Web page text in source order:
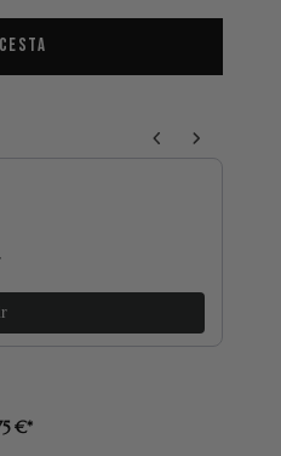
navigate through product
€*